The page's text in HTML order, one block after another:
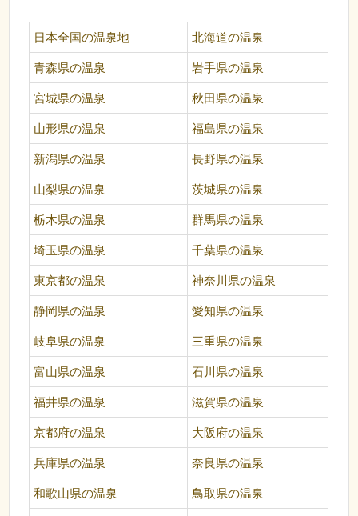
日本全国の温泉地 北海道の温泉
青森県の温泉 岩手県の温泉
宮城県の温泉 秋田県の温泉
山形県の温泉 福島県の温泉
新潟県の温泉 長野県の温泉
山梨県の温泉 茨城県の温泉
栃木県の温泉 群馬県の温泉
埼玉県の温泉 千葉県の温泉
東京都の温泉 神奈川県の温泉
静岡県の温泉 愛知県の温泉
岐阜県の温泉 三重県の温泉
富山県の温泉 石川県の温泉
福井県の温泉 滋賀県の温泉
京都府の温泉 大阪府の温泉
兵庫県の温泉 奈良県の温泉
和歌山県の温泉 鳥取県の温泉